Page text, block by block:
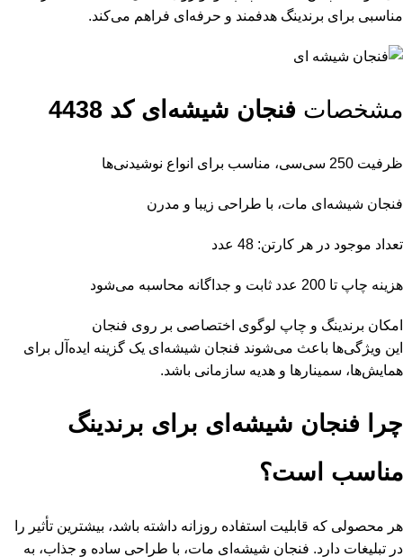
مناسبی برای برندینگ هدفمند و حرفه‌ای فراهم می‌کند.
مشخصات فنجان شیشه‌ای کد 4438
ظرفیت 250 سی‌سی، مناسب برای انواع نوشیدنی‌ها
فنجان شیشه‌ای مات، با طراحی زیبا و مدرن
تعداد موجود در هر کارتن: 48 عدد
هزینه چاپ تا 200 عدد ثابت و جداگانه محاسبه می‌شود
امکان برندینگ و چاپ لوگوی اختصاصی بر روی فنجان
این ویژگی‌ها باعث می‌شوند فنجان شیشه‌ای یک گزینه ایده‌آل برای
همایش‌ها، سمینارها و هدیه سازمانی باشد.
چرا فنجان شیشه‌ای برای برندینگ
مناسب است؟
هر محصولی که قابلیت استفاده روزانه داشته باشد، بیشترین تأثیر را
در تبلیغات دارد. فنجان شیشه‌ای مات، با طراحی ساده و جذاب، به